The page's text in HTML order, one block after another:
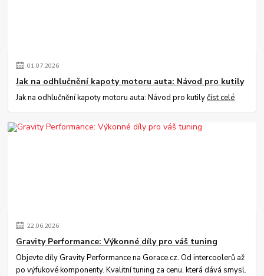
01.07.2026
Jak na odhlučnění kapoty motoru auta: Návod pro kutily
Jak na odhlučnění kapoty motoru auta: Návod pro kutilyčíst celé
22.06.2026
Gravity Performance: Výkonné díly pro váš tuning
Objevte díly Gravity Performance na Gorace.cz. Od intercoolerů až
po výfukové komponenty. Kvalitní tuning za cenu, která dává smysl.